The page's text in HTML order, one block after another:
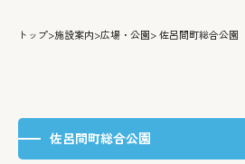
トップ>施設案内>広場・公園> 佐呂間町総合公園
佐呂間町総合公園